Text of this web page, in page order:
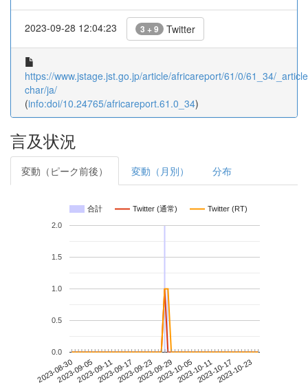
2023-09-28 12:04:23 3 + 9 Twitter
https://www.jstage.jst.go.jp/article/africareport/61/0/61_34/
char/ja/
(info:doi/10.24765/africareport.61.0_34)
言及状況
変動（ピーク前後） 変動（月別） 分布
合計 Twitter (通常) Twitter (RT)
2023-08-302023-09-052023-09-112023-09-172023-09-232023-09-292023-10-052023-10-112023-10-172023-10-23
0.0
0.5
1.0
1.5
2.0